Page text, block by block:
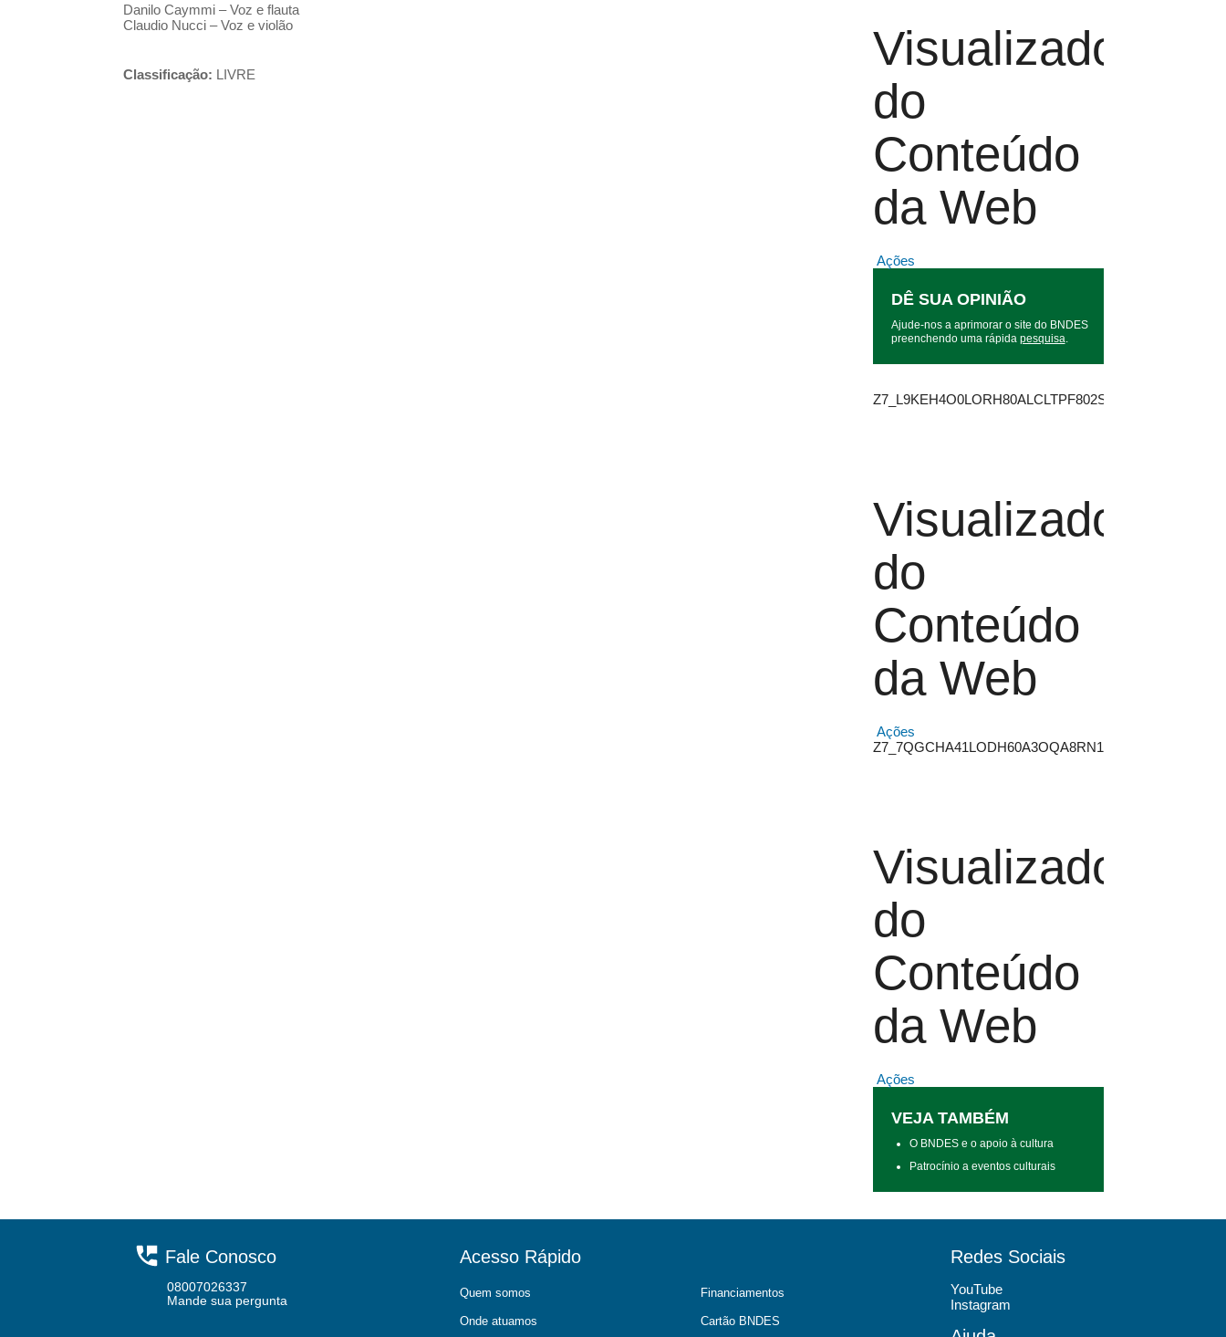
Danilo Caymmi – Voz e flauta
Claudio Nucci – Voz e violão
Classificação: LIVRE
Visualizador
do
Conteúdo
da Web
Ações
DÊ SUA OPINIÃO
Ajude-nos a aprimorar o site do BNDES
preenchendo uma rápida pesquisa.
Z7_L9KEH4O0LORH80ALCLTPF802S4
Visualizador
do
Conteúdo
da Web
Ações
Z7_7QGCHA41LODH60A3OQA8RN14D4
Visualizador
do
Conteúdo
da Web
Ações
VEJA TAMBÉM
O BNDES e o apoio à cultura
Patrocínio a eventos culturais
Fale Conosco
08007026337
Mande sua pergunta
Acesso Rápido
Quem somos
Onde atuamos
Financiamentos
Cartão BNDES
Redes Sociais
YouTube
Instagram